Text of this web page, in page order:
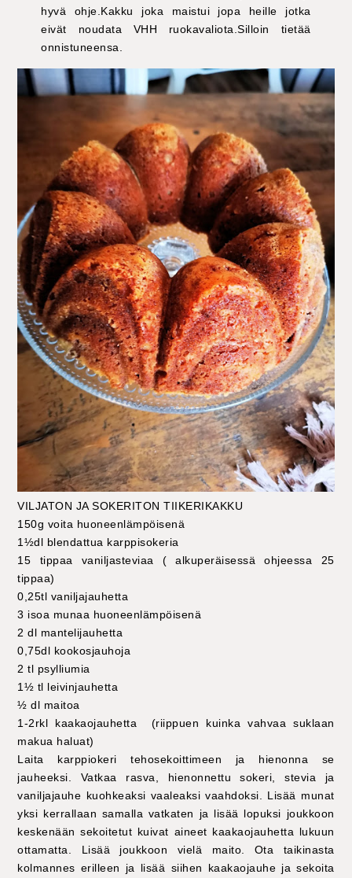
hyvä ohje.Kakku joka maistui jopa heille jotka
eivät noudata VHH ruokavaliota.Silloin tietää
onnistuneensa.
VILJATON JA SOKERITON TIIKERIKAKKU
150g voita huoneenlämpöisenä
1½dl blendattua karppisokeria
15 tippaa vaniljasteviaa ( alkuperäisessä ohjeessa 25
tippaa)
0,25tl vaniljajauhetta
3 isoa munaa huoneenlämpöisenä
2 dl mantelijauhetta
0,75dl kookosjauhoja
2 tl psylliumia
1½ tl leivinjauhetta
½ dl maitoa
1-2rkl kaakaojauhetta (riippuen kuinka vahvaa suklaan
makua haluat)
Laita karppiokeri tehosekoittimeen ja hienonna se
jauheeksi. Vatkaa rasva, hienonnettu sokeri, stevia ja
vaniljajauhe kuohkeaksi vaaleaksi vaahdoksi. Lisää munat
yksi kerrallaan samalla vatkaten ja lisää lopuksi joukkoon
keskenään sekoitetut kuivat aineet kaakaojauhetta lukuun
ottamatta. Lisää joukkoon vielä maito. Ota taikinasta
kolmannes erilleen ja lisää siihen kaakaojauhe ja sekoita